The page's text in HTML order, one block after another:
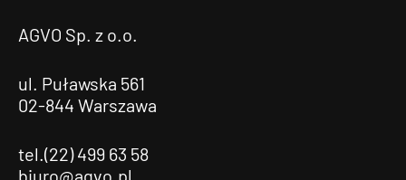
AGVO Sp. z o.o.
ul. Puławska 561
02-844 Warszawa
tel.(22) 499 63 58
biuro@agvo.pl